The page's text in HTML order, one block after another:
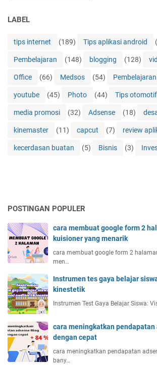
LABEL
tips internet (189) Tips aplikasi android
Pembelajaran (148) blogging (128)
Office (66) Medsos (54)
youtube (45) Photo (44) Tips otomotif
media promosi (32) Adsense (18)
kinemaster (11) capcut (7) review
kecerdasan buatan (5) Bisnis (3)
POSTINGAN POPULER
cara membuat google form 2
kuisioner yang menarik
cara membuat google form 2
men…
Instrumen tes gaya belajar
kinestetik
Instrumen Test Gaya Belajar Siswa:
cara meningkatkan pendapatan
dengan cepat
cara meningkatkan pendapatan
bany…